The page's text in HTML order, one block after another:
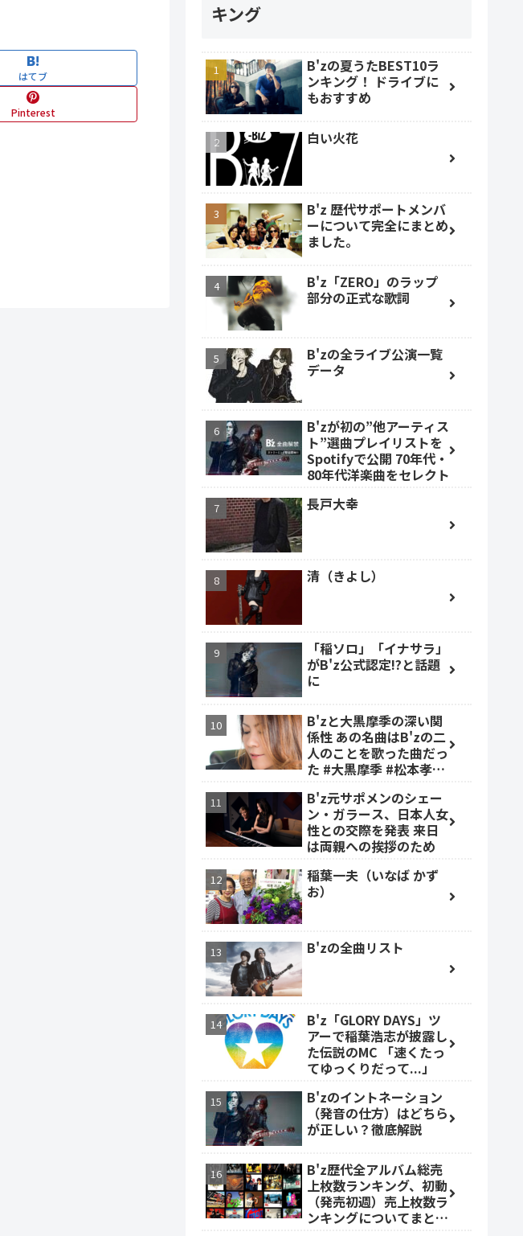
はてブ
Pinterest
キング
B'zの夏うたBEST10ラ
ンキング！ ドライブに
もおすすめ
白い火花
B'z 歴代サポートメンバ
ーについて完全にまとめ
ました。
B'z「ZERO」のラップ
部分の正式な歌詞
B'zの全ライブ公演一覧
データ
B'zが初の”他アーティス
ト”選曲プレイリストを
Spotifyで公開 70年代・
80年代洋楽曲をセレクト
長戸大幸
清（きよし）
「稲ソロ」「イナサラ」
がB'z公式認定!?と話題
に
B'zと大黒摩季の深い関
係性 あの名曲はB'zの二
人のことを歌った曲だっ
た #大黒摩季 #松本孝弘
B'z元サポメンのシェー
ン・ガラース、日本人女
性との交際を発表 来日
は両親への挨拶のため
稲葉一夫（いなば かず
お）
B'zの全曲リスト
B'z「GLORY DAYS」ツ
アーで稲葉浩志が披露し
た伝説のMC 「速くたっ
てゆっくりだって...」
B'zのイントネーション
（発音の仕方）はどちら
が正しい？徹底解説
B'z歴代全アルバム総売
上枚数ランキング、初動
（発売初週）売上枚数ラ
ンキングについてまとめ